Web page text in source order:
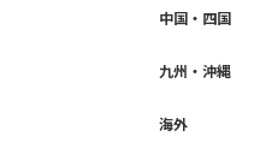
中国・四国
九州・沖縄
海外